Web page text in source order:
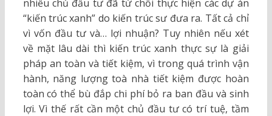
nhiều chủ đầu tư đã từ chối thực hiện các dự án
“kiến trúc xanh” do kiến trúc sư đưa ra. Tất cả chỉ
vì vốn đầu tư và… lợi nhuận? Tuy nhiên nếu xét
về mặt lâu dài thì kiến trúc xanh thực sự là giải
pháp an toàn và tiết kiệm, vì trong quá trình vận
hành, năng lượng toà nhà tiết kiệm được hoàn
toàn có thể bù đắp chi phí bỏ ra ban đầu và sinh
lợi. Vì thế rất cần một chủ đầu tư có trí tuệ, tầm